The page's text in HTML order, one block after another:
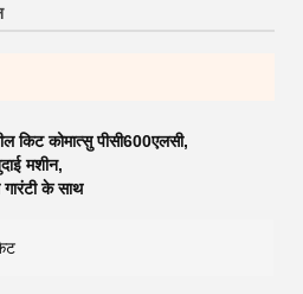
किट कोमात्सु पीसी600एलसी,
मशीन,
के साथ